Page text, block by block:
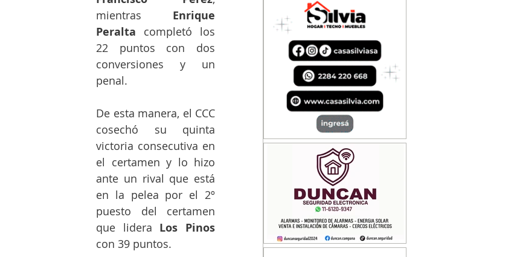
mientras Enrique
Peralta completó los
22 puntos con dos
conversiones y un
penal.
De esta manera, el CCC
cosechó su quinta
victoria consecutiva en
el certamen y lo hizo
ante un rival que está
en la pelea por el 2º
puesto del certamen
que lidera Los Pinos
con 39 puntos.